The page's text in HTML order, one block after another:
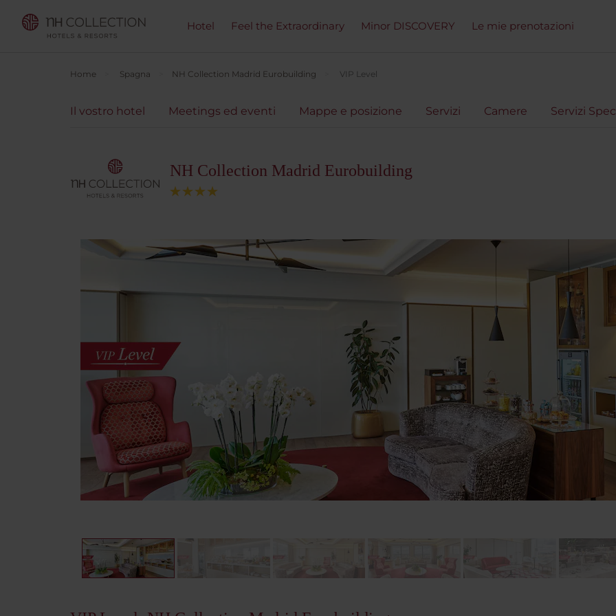
Hotel Feel the Extraordinary Minor DISCOVERY Le mie prenotazioni
Home Spagna NH Collection Madrid Eurobuilding VIP Level
Il vostro hotel Meetings ed eventi Mappe e posizione Servizi Camere Servizi
NH Collection Madrid Eurobuilding